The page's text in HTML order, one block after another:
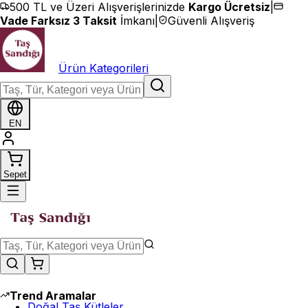
İçeriğe geç
500 TL ve Üzeri Alışverişlerinizde Kargo Ücretsiz
Vade Farksız 3 Taksit İmkanı Güvenli Alışveriş
Ürün Kategorileri
EN
Sepet
Trend Aramalar